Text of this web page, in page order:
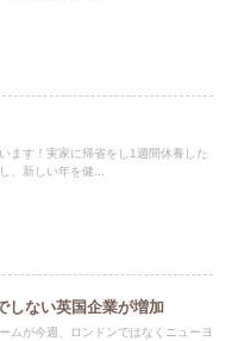
ます！実家に帰省をし1週間休養した
、新しい年を健...
しない英国企業が増加
ムが今週、ロンドンではなくニューヨ